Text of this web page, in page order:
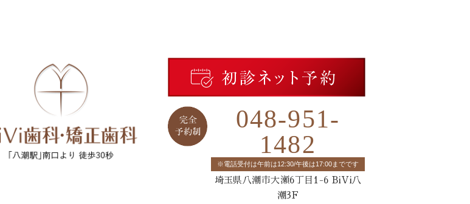
048-951-
1482
※電話受付は午前は12:30/午後は17:00までです
埼玉県八潮市大瀬6丁目1-6 BiVi八
潮3F